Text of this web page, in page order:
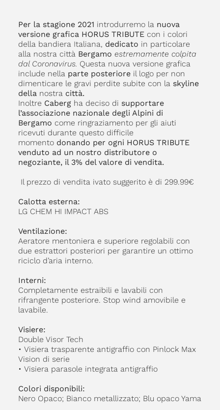
Per la stagione 2021 introdurremo la nuova
versione grafica HORUS TRIBUTEcon i colori
della bandiera Italiana, dedicato in particolare
alla nostra città Bergamo estremamente colpita
dal Coronavirus. Questa nuova versione grafica
include nella parte posterioreil logo per non
dimenticare le gravi perdite subite con la skyline
della nostra città.
Inoltre Caberg ha deciso di supportare
l’associazione nazionale degli Alpini di
Bergamo come ringraziamento per gli aiuti
ricevuti durante questo difficile
momento donando per ogni HORUS TRIBUTE
venduto ad un nostro distributore o
negoziante, il 3% del valore di vendita.
Il prezzo di vendita ivato suggerito è di 299.99€
Calotta esterna:
LG CHEM HI IMPACT ABS
Ventilazione:
Aeratore mentoniera e superiore regolabili con
due estrattori posteriori per garantire un ottimo
riciclo d’aria interno.
Interni:
Completamente estraibili e lavabili con
rifrangente posteriore. Stop wind amovibile e
lavabile.
Visiere:
Double Visor Tech
• Visiera trasparente antigraffio con Pinlock Max
Vision di serie
• Visiera parasole integrata antigraffio
Colori disponibili:
Nero Opaco; Bianco metallizzato; Blu opaco Yama